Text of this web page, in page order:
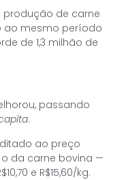
produção de carne
ao mesmo período
de 1,3 milhão de
passando
.
ao preço
da carne bovina —
e R$15,60/kg.